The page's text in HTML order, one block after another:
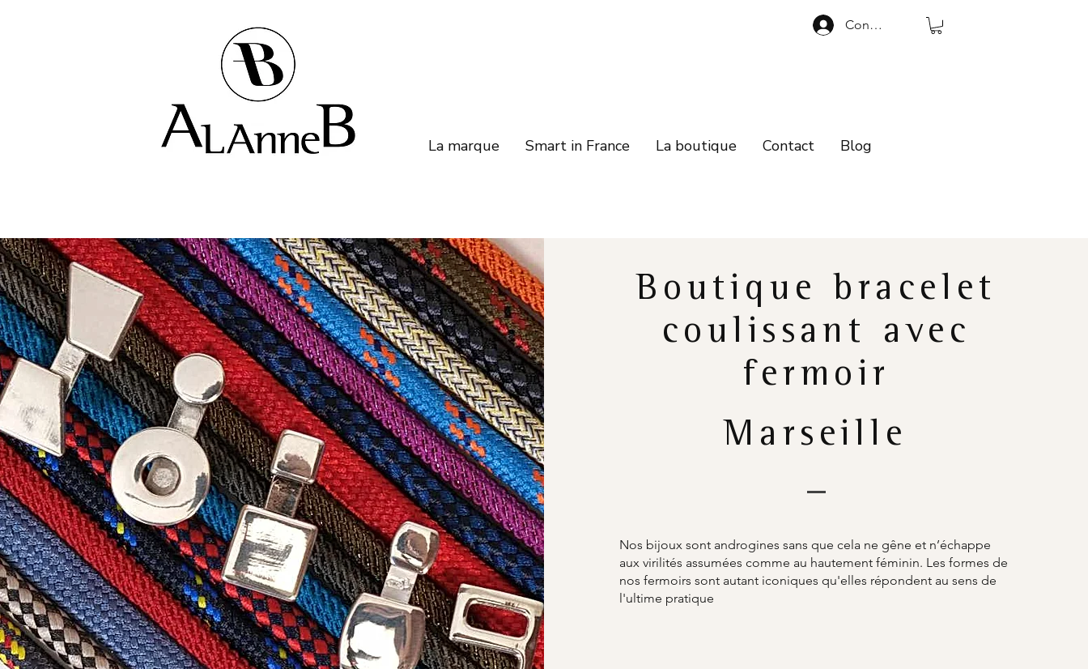
Connexion
La marque Smart in France La boutique Contact Blog
Boutique bracelet
coulissant avec
fermoir
Marseille
Nos bijoux sont androgines sans que cela ne gêne et n’échappe
aux virilités assumées comme au hautement féminin. Les formes de
nos fermoirs sont autant iconiques qu'elles répondent au sens de
l'ultime pratique